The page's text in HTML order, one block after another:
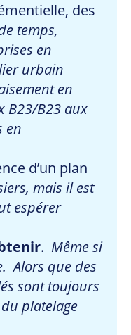
des
temps,
en
urbain
en
B23/B23 aux
en
d’un plan
mais il est
espérer
. Même si
Alors que des
sont toujours
platelage